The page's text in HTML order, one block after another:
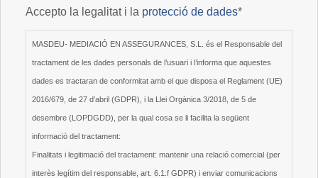
*
Accepto la legalitat i la protecció de dades*
MASDEU- MEDIACIÓ EN ASSEGURANCES, S.L. és el Responsable del
tractament de les dades personals de l’usuari i l’informa que aquestes
dades es tractaran de conformitat amb el que disposa el Reglament (UE)
2016/679, de 27 d’abril (GDPR), i la Llei Orgànica 3/2018, de 5 de
desembre (LOPDGDD), per la qual cosa se li facilita la següent
informació del tractament:
Finalitats i legitimació del tractament: mantenir una relació comercial (per
interès legítim del responsable, art. 6.1.f GDPR) i enviar comunicacions